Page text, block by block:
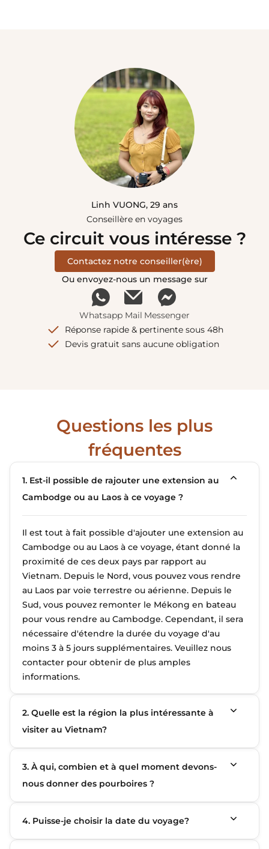
Linh VUONG, 29 ans
Conseillère en voyages
Ce circuit vous intéresse ?
Contactez notre conseiller(ère)
Ou envoyez-nous un message sur
Whatsapp Mail Messenger
Réponse rapide & pertinente sous 48h
Devis gratuit sans aucune obligation
Questions les plus
fréquentes
1. Est-il possible de rajouter une extension au
Cambodge ou au Laos à ce voyage ?
Il est tout à fait possible d'ajouter une extension au
Cambodge ou au Laos à ce voyage, étant donné la
proximité de ces deux pays par rapport au
Vietnam. Depuis le Nord, vous pouvez vous rendre
au Laos par voie terrestre ou aérienne. Depuis le
Sud, vous pouvez remonter le Mékong en bateau
pour vous rendre au Cambodge. Cependant, il sera
nécessaire d'étendre la durée du voyage d'au
moins 3 à 5 jours supplémentaires. Veuillez nous
contacter pour obtenir de plus amples
informations.
2. Quelle est la région la plus intéressante à
visiter au Vietnam?
3. À qui, combien et à quel moment devons-
nous donner des pourboires ?
4. Puisse-je choisir la date du voyage?